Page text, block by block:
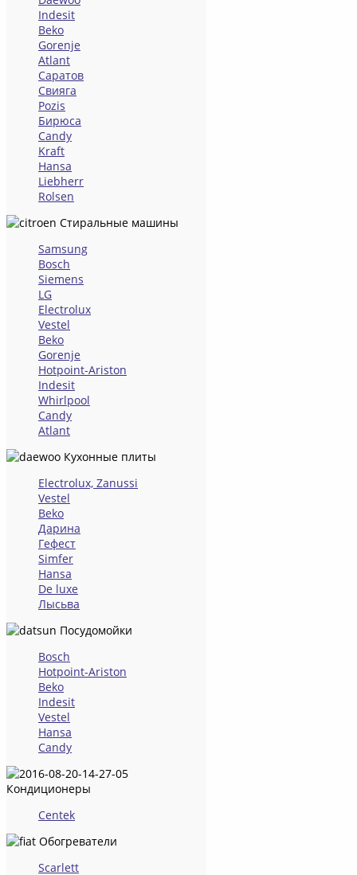
Indesit
Beko
Gorenje
Atlant
Саратов
Свияга
Pozis
Бирюса
Candy
Kraft
Hansa
Liebherr
Rolsen
Стиральные машины
Samsung
Bosch
Siemens
LG
Electrolux
Vestel
Beko
Gorenje
Hotpoint-Ariston
Indesit
Whirlpool
Candy
Atlant
Кухонные плиты
Electrolux, Zanussi
Vestel
Beko
Дарина
Гефест
Simfer
Hansa
De luxe
Лысьва
Посудомойки
Bosch
Hotpoint-Ariston
Beko
Indesit
Vestel
Hansa
Candy
Кондиционеры
Centek
Обогреватели
Scarlett